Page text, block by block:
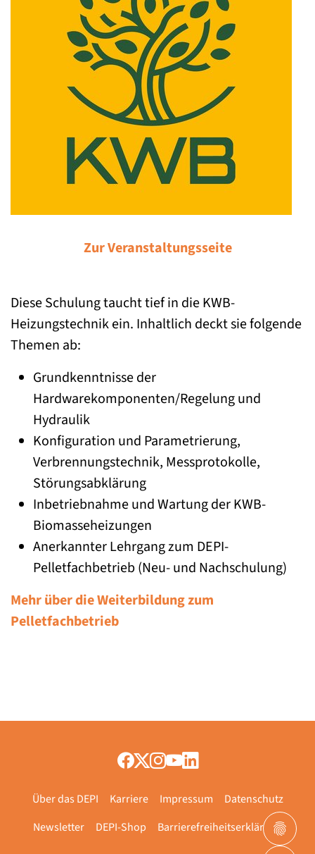
Zur Veranstaltungsseite
​Diese Schulung taucht tief in die KWB-
Heizungstechnik ein. Inhaltlich deckt sie folgende
Themen ab:
Grundkenntnisse der
Hardwarekomponenten/Regelung und
Hydraulik
Konfiguration und Parametrierung,
Verbrennungstechnik, Messprotokolle,
Störungsabklärung
Inbetriebnahme und Wartung der KWB-
Biomasseheizungen
Anerkannter Lehrgang zum DEPI-
Pelletfachbetrieb (Neu- und Nachschulung)
Mehr über die Weiterbildung zum
Pelletfachbetrieb
Über das DEPI Karriere Impressum
Datenschutz
Newsletter
DEPI-Shop Barrierefreiheitserklärung